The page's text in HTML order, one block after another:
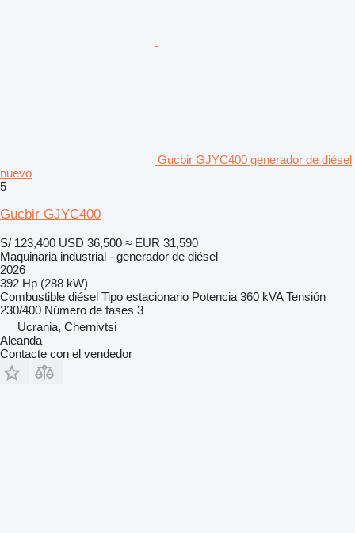
Gucbir GJYC400 generador de diésel
nuevo
5
Gucbir GJYC400
S/ 123,400 USD 36,500 ≈ EUR 31,590
Maquinaria industrial - generador de diésel
2026
392 Hp (288 kW)
Combustible diésel Tipo estacionario Potencia 360 kVA Tensión
230/400 Número de fases 3
Ucrania, Chernivtsi
Aleanda
Contacte con el vendedor